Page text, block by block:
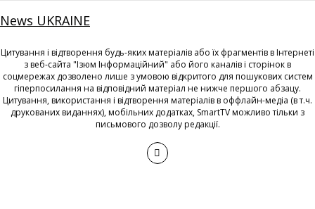
News UKRAINE
Цитування і відтворення будь-яких матеріалів або їх фрагментів в Інтернеті
з веб-сайта "Ізюм Інформаційний" або його каналів і сторінок в
соцмережах дозволено лише з умовою відкритого для пошукових систем
гіперпосилання на відповідний матеріал не нижче першого абзацу.
Цитування, використання і відтворення матеріалів в оффлайн-медіа (в т.ч.
друкованих виданнях), мобільних додатках, SmartTV можливо тільки з
письмового дозволу редакції.